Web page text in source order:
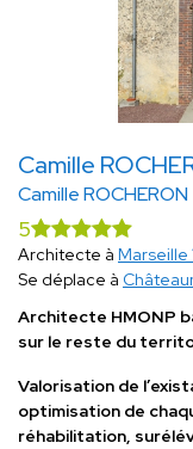
Camille
Camille ROCHERON
5
Architecte à Marseille
Se déplace à
Architecte HMONP
sur le reste du
Valorisation de
optimisation de
réhabilitation,